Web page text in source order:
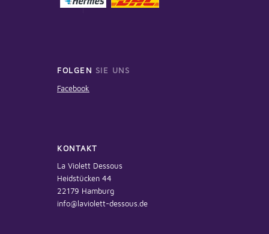
FOLGEN SIE UNS
Facebook
KONTAKT
La Violett Dessous
Heidstücken 44
22179 Hamburg
info@laviolett-dessous.de